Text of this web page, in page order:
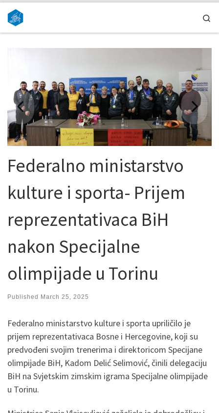
Skip to content
Federalno ministarstvo
kulture i sporta- Prijem
reprezentativaca BiH
nakon Specijalne
olimpijade u Torinu
Published March 25, 2025
Federalno ministarstvo kulture i sporta upriličilo je
prijem reprezentativaca Bosne i Hercegovine, koji su
predvođeni svojim trenerima i direktoricom Specijane
olimpijade BiH, Kadom Delić Selimović, činili delegaciju
BiH na Svjetskim zimskim igrama Specijalne olimpijade
u Torinu.